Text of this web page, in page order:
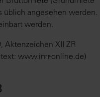
üblich angesehen werden.
werden.
Aktenzeichen XII ZR
www.imr-online.de)